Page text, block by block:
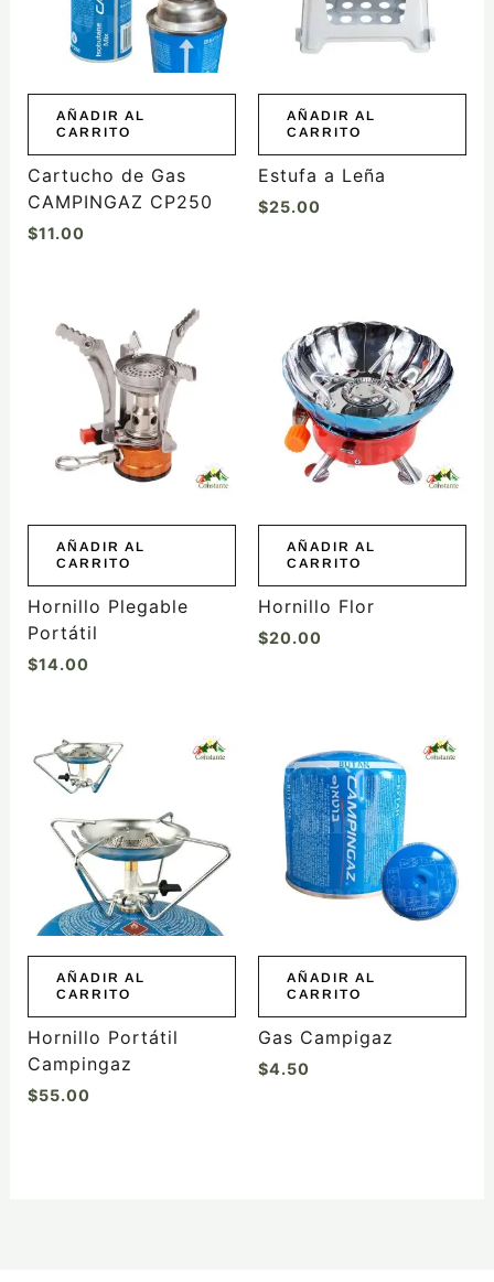
AÑADIR AL
CARRITO
Cartucho de Gas
CAMPINGAZ CP250
$11.00
AÑADIR AL
CARRITO
Estufa a Leña
$25.00
AÑADIR AL
CARRITO
Hornillo Plegable
Portátil
$14.00
AÑADIR AL
CARRITO
Hornillo Flor
$20.00
AÑADIR AL
CARRITO
Hornillo Portátil
Campingaz
$55.00
AÑADIR AL
CARRITO
Gas Campigaz
$4.50